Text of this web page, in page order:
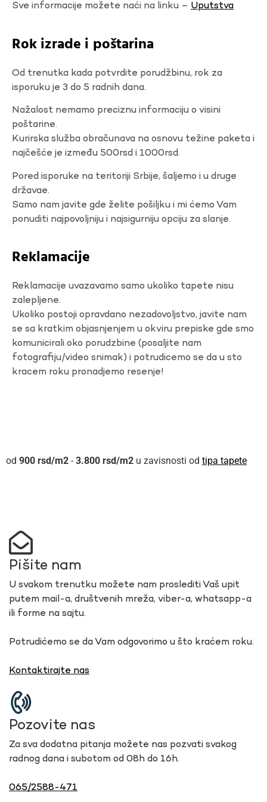
Sve informacije možete naći na linku – Uputstva
Rok izrade i poštarina
Od trenutka kada potvrdite porudžbinu, rok za
isporuku je 3 do 5 radnih dana.
Nažalost nemamo preciznu informaciju o visini
poštarine.
Kurirska služba obračunava na osnovu težine paketa i
najčešće je između 500rsd i 1000rsd.
Pored isporuke na teritoriji Srbije, šaljemo i u druge
državae.
Samo nam javite gde želite pošiljku i mi ćemo Vam
ponuditi najpovoljniju i najsigurniju opciju za slanje.
Reklamacije
Reklamacije uvazavamo samo ukoliko tapete nisu
zalepljene.
Ukoliko postoji opravdano nezadovoljstvo, javite nam
se sa kratkim objasnjenjem u okviru prepiske gde smo
komunicirali oko porudzbine (posaljite nam
fotografiju/video snimak) i potrudicemo se da u sto
kracem roku pronadjemo resenje!
900 rsd - 3.800 rsd u zavisnosti od tipa tapete
Pišite nam
U svakom trenutku možete nam proslediti Vaš upit
putem mail-a, društvenih mreža, viber-a, whatsapp-a
ili forme na sajtu.
Potrudićemo se da Vam odgovorimo u što kraćem roku.
Kontaktirajte nas
Pozovite nas
Za sva dodatna pitanja možete nas pozvati svakog
radnog dana i subotom od 08h do 16h.
065/2588-471